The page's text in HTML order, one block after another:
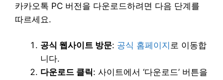
카카오톡 PC 버전을 다운로드하려면 다음 단계를
따르세요.
공식 웹사이트 방문: 공식 홈페이지 로 이동합
니다.
다운로드 클릭: 사이트에서 ‘다운로드’ 버튼을